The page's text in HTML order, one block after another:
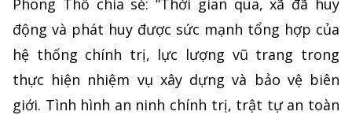
động và phát huy được sức mạnh tổng hợp của
hệ thống chính trị, lực lượng vũ trang trong
thực hiện nhiệm vụ xây dựng và bảo vệ biên
giới. Tình hình an ninh chính trị, trật tự an toàn